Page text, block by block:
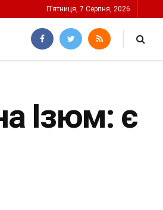
П’ятниця, 7 Серпня, 2026
Ізюм: є